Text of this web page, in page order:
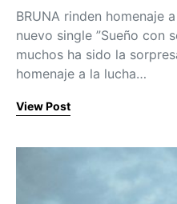
BRUNA rinden homenaje
nuevo single ”Sueño con
muchos ha sido la
homenaje a la lucha…
View Post